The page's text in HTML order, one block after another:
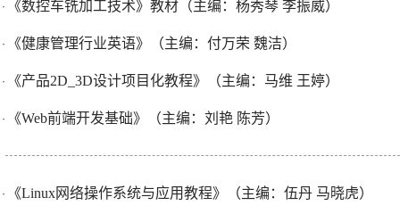
· 《数控车铣加工技术》教材（主编：杨秀琴 李振威）
· 《健康管理行业英语》（主编：付万荣 魏洁）
· 《产品2D_3D设计项目化教程》（主编：马维 王婷）
· 《Web前端开发基础》（主编：刘艳 陈芳）
· 《Linux网络操作系统与应用教程》（主编：伍丹 马晓虎）